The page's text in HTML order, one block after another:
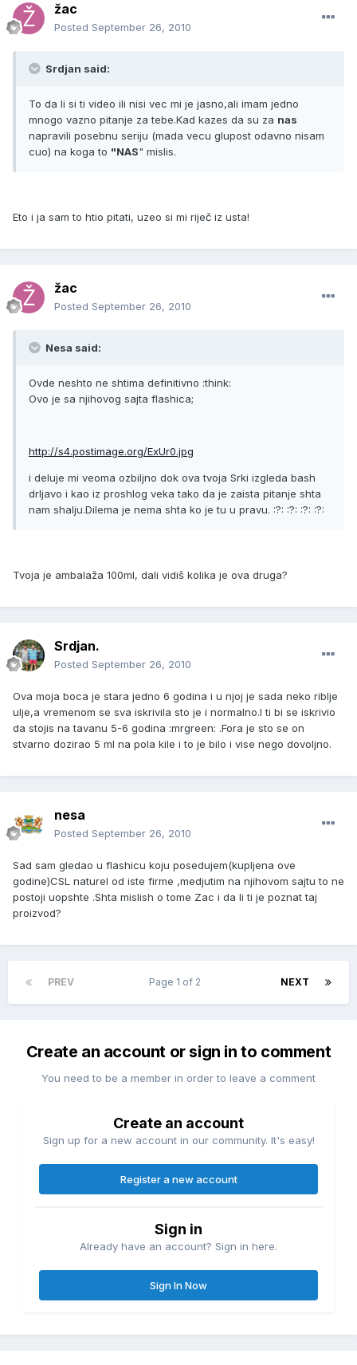
žac
Posted September 26, 2010
Srdjan said:
To da li si ti video ili nisi vec mi je jasno,ali imam jedno
mnogo vazno pitanje za tebe.Kad kazes da su za nas
napravili posebnu seriju (mada vecu glupost odavno nisam
cuo) na koga to "NAS" mislis.
Eto i ja sam to htio pitati, uzeo si mi riječ iz usta!
žac
Posted September 26, 2010
Nesa said:
Ovde neshto ne shtima definitivno :think:
Ovo je sa njihovog sajta flashica;
http://s4.postimage.org/ExUr0.jpg
i deluje mi veoma ozbiljno dok ova tvoja Srki izgleda bash
drljavo i kao iz proshlog veka tako da je zaista pitanje shta
nam shalju.Dilema je nema shta ko je tu u pravu. :?: :?: :?: :?:
Tvoja je ambalaža 100ml, dali vidiš kolika je ova druga?
Srdjan.
Posted September 26, 2010
Ova moja boca je stara jedno 6 godina i u njoj je sada neko riblje
ulje,a vremenom se sva iskrivila sto je i normalno.I ti bi se iskrivio
da stojis na tavanu 5-6 godina :mrgreen: .Fora je sto se on
stvarno dozirao 5 ml na pola kile i to je bilo i vise nego dovoljno.
nesa
Posted September 26, 2010
Sad sam gledao u flashicu koju posedujem(kupljena ove
godine)CSL naturel od iste firme ,medjutim na njihovom sajtu to ne
postoji uopshte .Shta mislish o tome Zac i da li ti je poznat taj
proizvod?
PREV NEXT
Page 1 of 2
Create an account or sign in to comment
You need to be a member in order to leave a comment
Create an account
Sign up for a new account in our community. It's easy!
Register a new account
Sign in
Already have an account? Sign in here.
Sign In Now